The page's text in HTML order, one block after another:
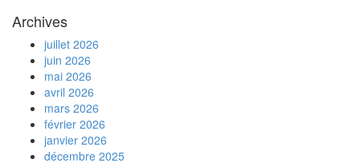
Archives
juillet 2026
juin 2026
mai 2026
avril 2026
mars 2026
février 2026
janvier 2026
décembre 2025